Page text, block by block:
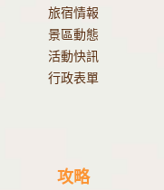
旅宿情報
景區動態
活動快訊
行政表單
攻略